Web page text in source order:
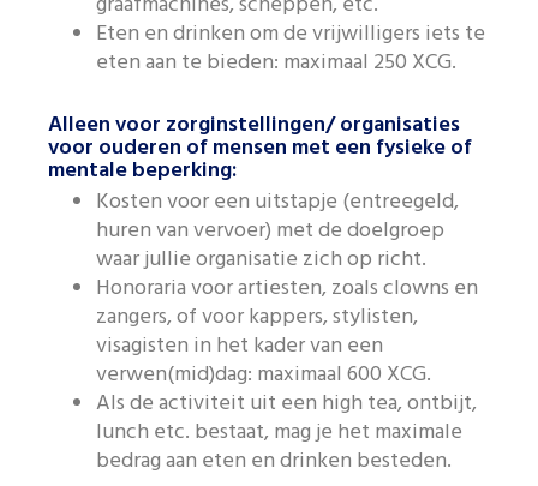
Eten en drinken om de vrijwilligers iets te
eten aan te bieden: maximaal 250 XCG.
Alleen voor zorginstellingen/ organisaties
voor ouderen of mensen met een fysieke of
mentale beperking:
Kosten voor een uitstapje (entreegeld,
huren van vervoer) met de doelgroep
waar jullie organisatie zich op richt.
Honoraria voor artiesten, zoals clowns en
zangers, of voor kappers, stylisten,
visagisten in het kader van een
verwen(mid)dag: maximaal 600 XCG.
Als de activiteit uit een high tea, ontbijt,
lunch etc. bestaat, mag je het maximale
bedrag aan eten en drinken besteden.